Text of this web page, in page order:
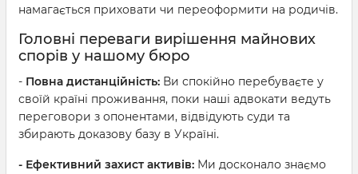
намагається приховати чи переоформити на родичів.
Головні переваги вирішення майнових
спорів у нашому бюро
- Повна дистанційність: Ви спокійно перебуваєте у
своїй країні проживання, поки наші адвокати ведуть
переговори з опонентами, відвідують суди та
збирають доказову базу в Україні.
- Ефективний захист активів: Ми досконало знаємо